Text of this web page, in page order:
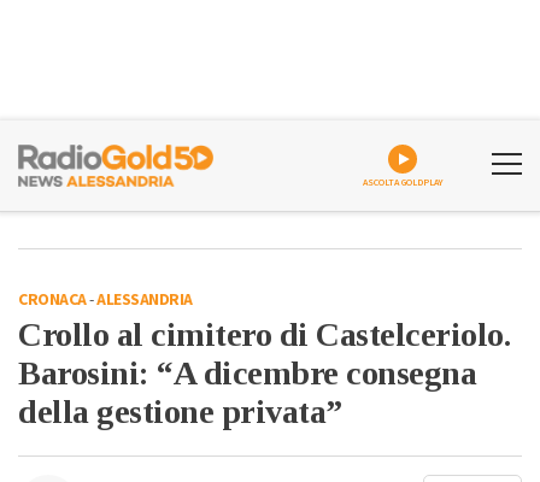
ASCOLTA GOLDPLAY
CRONACA-ALESSANDRIA
Crollo al cimitero di Castelceriolo.
Barosini: “A dicembre consegna
della gestione privata”